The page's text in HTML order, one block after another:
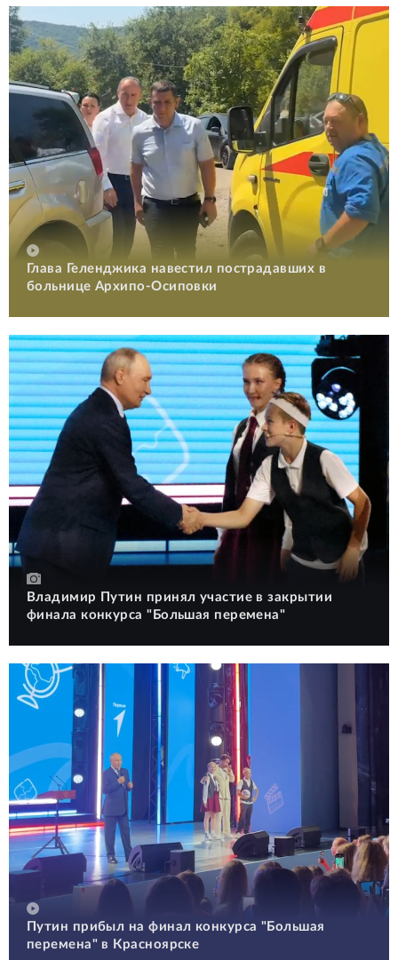
Глава Геленджика навестил пострадавших в
больнице Архипо-Осиповки
Владимир Путин принял участие в закрытии
финала конкурса "Большая перемена"
Путин прибыл на финал конкурса "Большая
перемена" в Красноярске